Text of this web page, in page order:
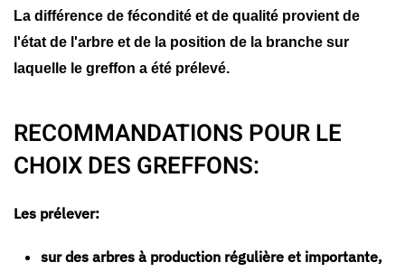
La différence de fécondité et de qualité provient de
l'état de l'arbre et de la position de la branche sur
laquelle le greffon a été prélevé.
RECOMMANDATIONS POUR LE
CHOIX DES GREFFONS:
Les prélever:
sur des arbres à production régulière et importante,